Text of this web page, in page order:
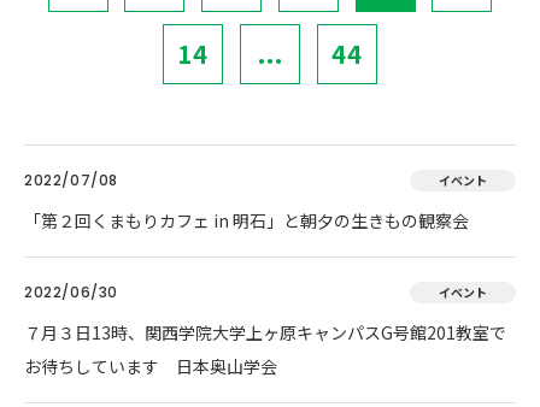
14 ... 44
2022/07/08 イベント
「第２回くまもりカフェ in 明石」と朝夕の生きもの観察会
2022/06/30 イベント
７月３日13時、関西学院大学上ヶ原キャンパスG号館201教室で
お待ちしています 日本奥山学会